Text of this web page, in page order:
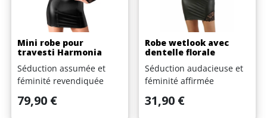
Mini robe pour
travesti Harmonia
Séduction assumée et
féminité revendiquée
Prix
79,90 €
Robe wetlook avec
dentelle florale
Séduction audacieuse et
féminité affirmée
Prix
31,90 €